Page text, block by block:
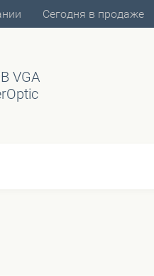
Сегодня в продаже
VGA